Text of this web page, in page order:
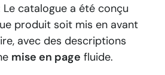
Le catalogue a été conçu
produit soit mis en avant
avec des descriptions
mise en page fluide.